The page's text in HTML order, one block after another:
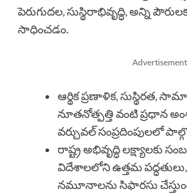
పెరుగుదల, సుస్థిరాభివృద్ధి, అన్ని
సాధించడం.
Advertisement
ఆర్థిక ప్రణాళిక, సుస్థిరత,
నూతనోత్పత్తి వంటి ప్రధాన
వర్చువల్ సంప్రదింపులలో
రాష్ట్ర అభివృద్ధి లక్ష్యాలకు
విదేశాలలోని ఉత్తమ
నమూనాలను సిఫారసు